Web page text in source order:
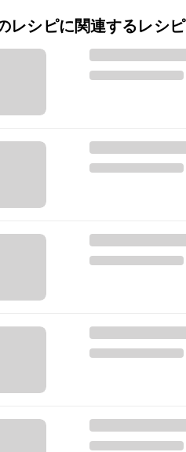
レシピに関連するレシピ